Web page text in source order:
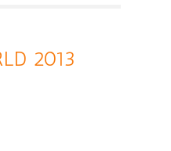
2013